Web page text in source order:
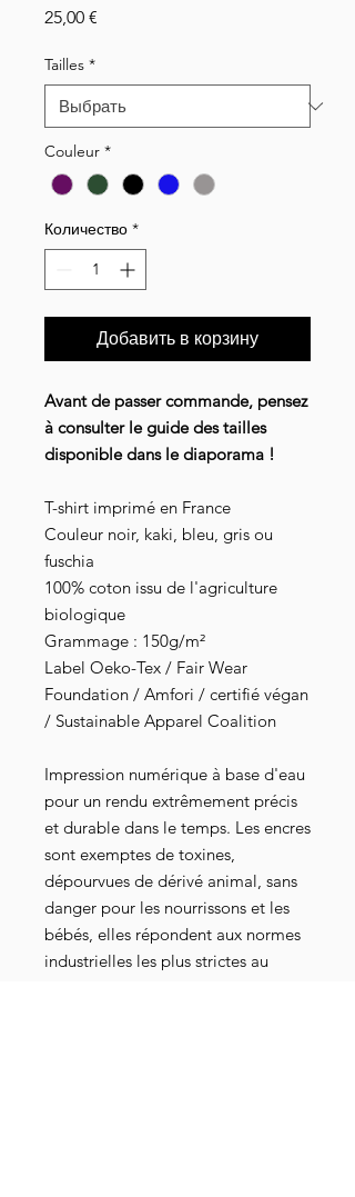
25,00 €
Tailles *
Couleur *
Количество *
Добавить в корзину
Avant de passer commande, pensez
à consulter le guide des tailles
disponible dans le diaporama !
T-shirt imprimé en France
Couleur noir, kaki, bleu, gris ou
fuschia
100% coton issu de l'agriculture
biologique
Grammage : 150g/m²
Label Oeko-Tex / Fair Wear
Foundation / Amfori / certifié végan
/ Sustainable Apparel Coalition
Impression numérique à base d'eau
pour un rendu extrêmement précis
et durable dans le temps. Les encres
sont exemptes de toxines,
dépourvues de dérivé animal, sans
danger pour les nourrissons et les
bébés, elles répondent aux normes
industrielles les plus strictes au